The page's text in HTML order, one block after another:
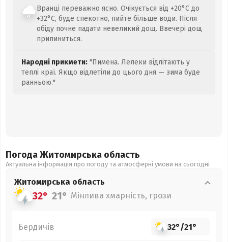
Вранці переважно ясно. Очікується від +20°C до
+32°C, буде спекотно, пийте більше води. Після
обіду почне падати невеликий дощ. Ввечері дощ
припиниться.
Народні прикмети: "Пимена. Лелеки відлітають у
теплі краї. Якщо відлетіли до цього дня — зима буде
ранньою."
Погода Житомирська область
Актуальна інформація про погоду та атмосферні умови на сьогодні
Житомирська область
32° 21° Мінлива хмарність, грози
Бердичів 32°/21°